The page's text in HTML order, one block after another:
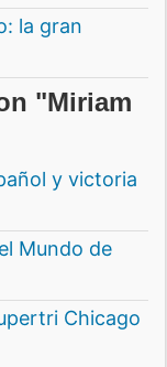
la gran
"Miriam
y victoria
Mundo de
Chicago